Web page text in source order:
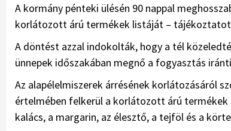
A kormány pénteki ülésén 90 nappal
korlátozott árú termékek listáját –
A döntést azzal indokolták, hogy a tél
ünnepek időszakában megnő a fogyasztás
Az alapélelmiszerek árrésének korlátozásáról
értelmében felkerül a korlátozott árú termékek
kalács, a margarin, az élesztő, a tejföl és a